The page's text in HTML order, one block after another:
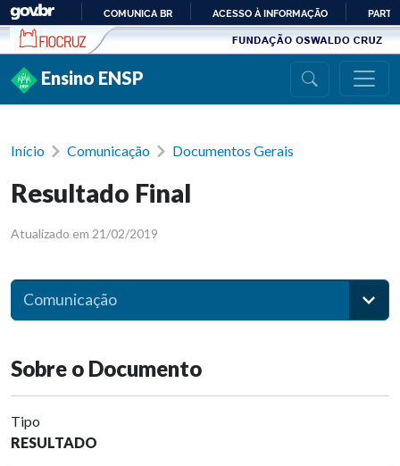
Ir para conteúdo
PARA
COMUNICA BR ACESSO À INFORMAÇÃO
Ensino ENSP
Início Comunicação Documentos Gerais
Resultado Final
Atualizado em 21/02/2019
Comunicação
Sobre o Documento
Tipo
RESULTADO